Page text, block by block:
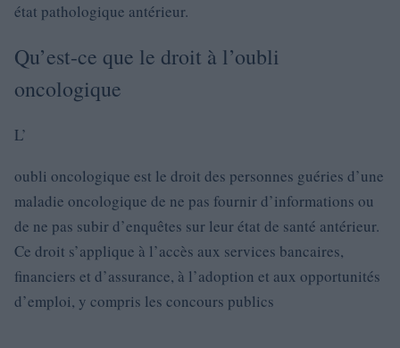
état pathologique antérieur.
Qu’est-ce que le droit à l’oubli
oncologique
L’
oubli oncologique est le droit des personnes guéries d’une
maladie oncologique de ne pas fournir d’informations ou
de ne pas subir d’enquêtes sur leur état de santé antérieur.
Ce droit s’applique à l’accès aux services bancaires,
financiers et d’assurance, à l’adoption et aux opportunités
d’emploi, y compris les concours publics